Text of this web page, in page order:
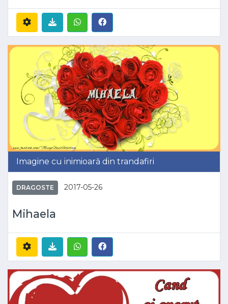
Imagine cu inimioară din trandafiri
DRAGOSTE 2017-05-26
Mihaela